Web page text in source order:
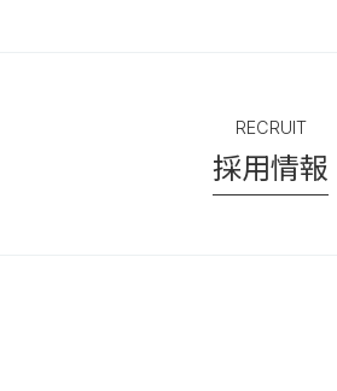
RECRUIT
採用情報